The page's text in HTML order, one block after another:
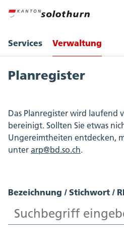
Services Verwaltung
Planregister
Das Planregister wird laufend
bereinigt. Sollten Sie etwas
Ungereimtheiten entdecken,
unter arp@bd.so.ch.
Bezeichnung / Stichwort /